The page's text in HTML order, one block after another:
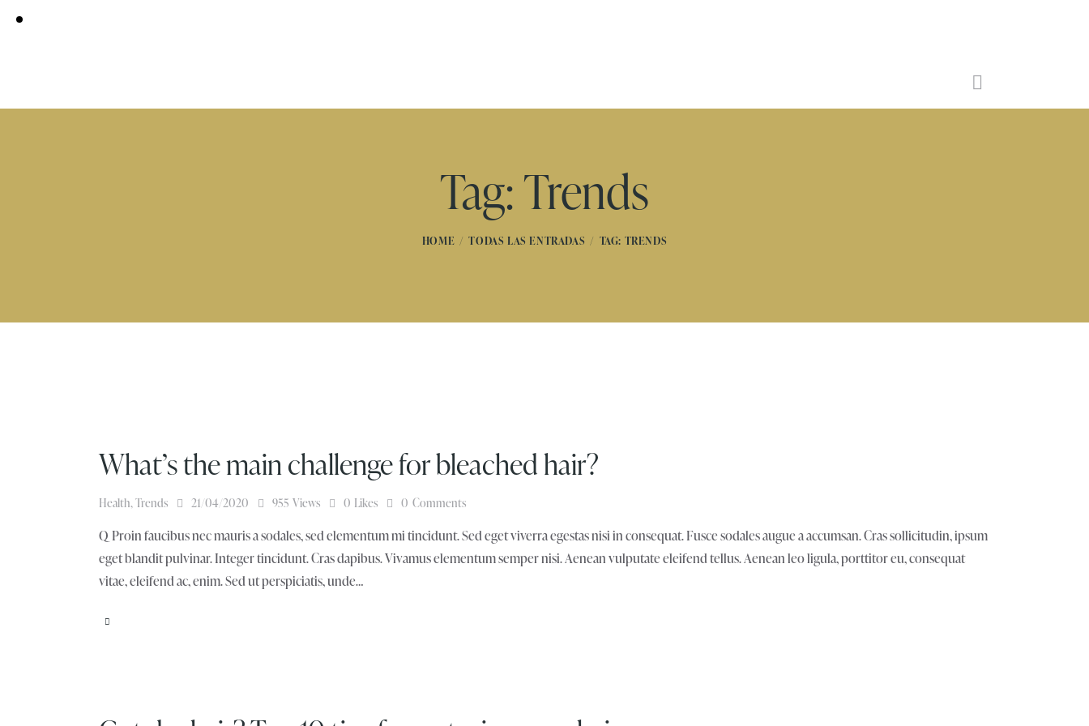
Tag: Trends
HOME TODAS LAS ENTRADAS TAG: TRENDS
What’s the main challenge for bleached hair?
Health,Trends 21/04/2020 955 Views 0 Likes 0 Comments
Q Proin faucibus nec mauris a sodales, sed elementum mi tincidunt. Sed eget viverra egestas nisi in consequat. Fusce sodales augue a accumsan. Cras sollicitudin, ipsum
eget blandit pulvinar. Integer tincidunt. Cras dapibus. Vivamus elementum semper nisi. Aenean vulputate eleifend tellus. Aenean leo ligula, porttitor eu, consequat
vitae, eleifend ac, enim. Sed ut perspiciatis, unde…